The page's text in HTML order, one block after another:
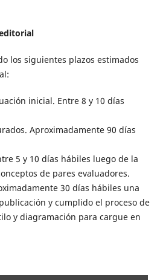
los siguientes plazos estimados
inicial. Entre 8 y 10 días
Aproximadamente 90 días
5 y 10 días hábiles luego de la
de pares evaluadores.
30 días hábiles una
y cumplido el proceso de
y diagramación para cargue en